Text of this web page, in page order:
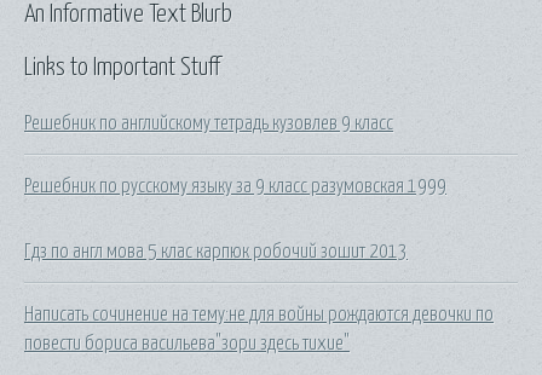
Links to Important Stuff
Решебник по английскому тетрадь кузовлев 9 класс
Решебник по русскому языку за 9 класс разумовская 1999
Гдз по англ мова 5 клас карпюк робочий зошит 2013
Написать сочинение на тему:не для войны рождаются девочки по
повести бориса васильева"зори здесь тихие"
An Informative Text Blurb